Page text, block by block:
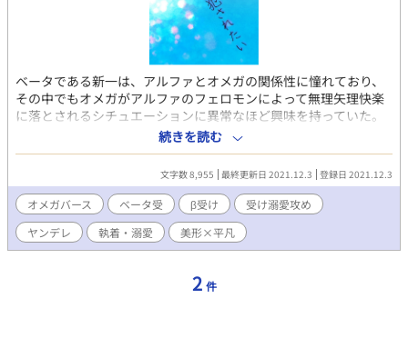
ベータである新一は、アルファとオメガの関係性に憧れており、
その中でもオメガがアルファのフェロモンによって無理矢理快楽
に落とされるシチュエーションに異常なほど興味を持っていた。
オメガとして、自分もアルファに無理矢理犯されてみたい…。そ
んな仄暗くも強い願いを叶えてくれるかもしれないアイテムを、
ついに手に入れた新一は……！
続きを読む
文字数 8,955 最終更新日 2021.12.3 登録日 2021.12.3
オメガバース ベータ受 β受け
受け溺愛攻め
ヤンデレ
執着・溺愛 美形×平凡
2 件